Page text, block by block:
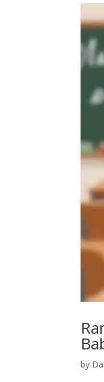
by